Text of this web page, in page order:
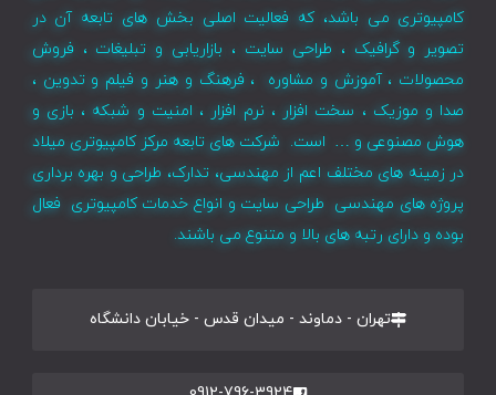
کامپیوتری می باشد، که فعالیت اصلی بخش های تابعه آن در
تصویر و گرافیک ، طراحی سایت ، بازاریابی و تبلیغات ، فروش
محصولات ، آموزش و مشاوره ، فرهنگ و هنر و فیلم و تدوین ،
صدا و موزیک ، سخت افزار ، نرم افزار ، امنیت و شبکه ، بازی و
هوش مصنوعی و … است. شرکت های تابعه مرکز کامپیوتری میلاد
در زمینه های مختلف اعم از مهندسی، تدارک، طراحی و بهره برداری
پروژه های مهندسی طراحی سایت و انواع خدمات کامپیوتری فعال
بوده و دارای رتبه های بالا و متنوع می باشند.
تهران - دماوند - میدان قدس - خیابان دانشگاه